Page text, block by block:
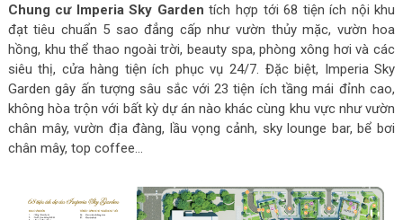
Chung cư Imperia Sky Garden tích hợp tới 68 tiện ích nội khu
đạt tiêu chuẩn 5 sao đẳng cấp như vườn thủy mặc, vườn hoa
hồng, khu thể thao ngoài trời, beauty spa, phòng xông hơi và các
siêu thị, cửa hàng tiện ích phục vụ 24/7. Đặc biệt, Imperia Sky
Garden gây ấn tượng sâu sắc với 23 tiện ích tầng mái đỉnh cao,
không hòa trộn với bất kỳ dự án nào khác cùng khu vực như vườn
chân mây, vườn địa đàng, lầu vọng cảnh, sky lounge bar, bể bơi
chân mây, top coffee…